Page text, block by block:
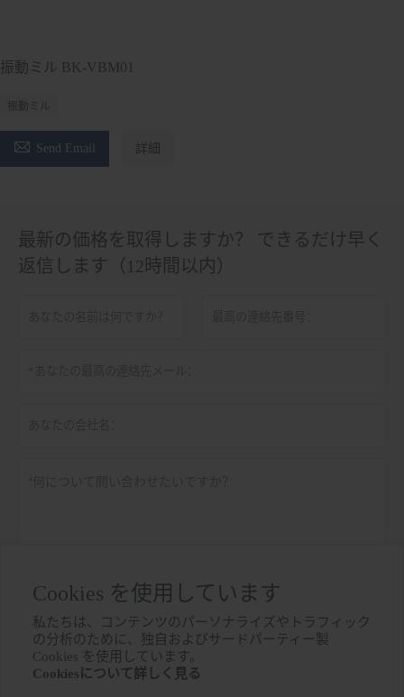
振動ミル BK-VBM01
振動ミル
 Send Email 詳細
最新の価格を取得しますか？ できるだけ早く
返信します（12時間以内）
提出する 個人情報保護方針
Cookies を使用しています
私たちは、コンテンツのパーソナライズやトラフィック
の分析のために、独自およびサードパーティー製
Cookies を使用しています。
Cookiesについて詳しく見る